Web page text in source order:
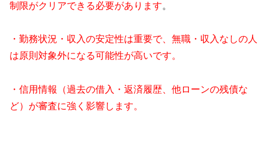
制限がクリアできる必要があります。
・勤務状況・収入の安定性は重要で、無職・収入なしの人
は原則対象外になる可能性が高いです。
・信用情報（過去の借入・返済履歴、他ローンの残債な
ど）が審査に強く影響します。